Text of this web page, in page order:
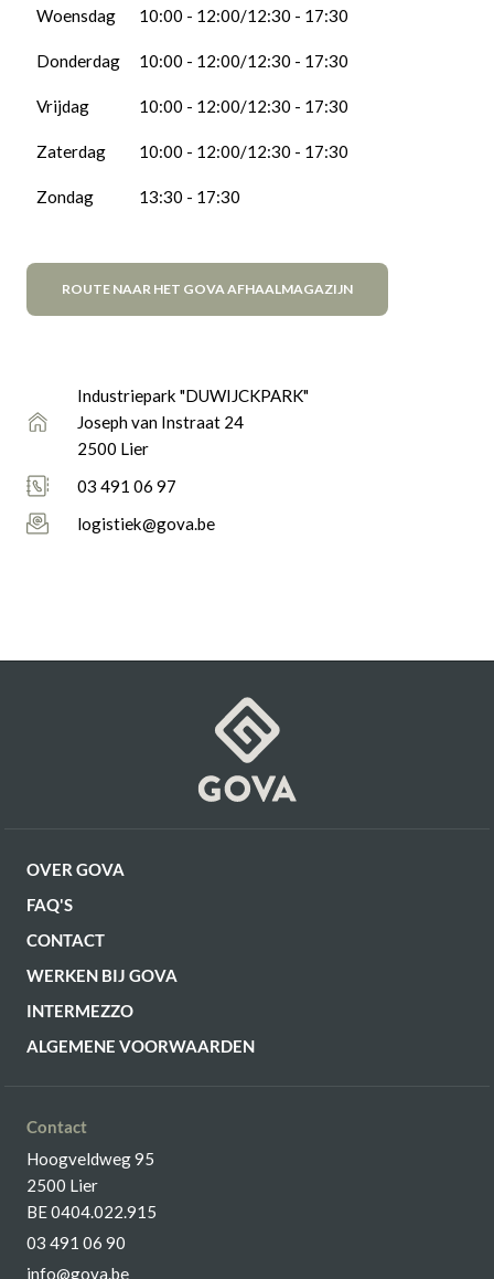
Woensdag 10:00 - 12:00/12:30 - 17:30
Donderdag 10:00 - 12:00/12:30 - 17:30
Vrijdag 10:00 - 12:00/12:30 - 17:30
Zaterdag 10:00 - 12:00/12:30 - 17:30
Zondag 13:30 - 17:30
ROUTE NAAR HET GOVA AFHAALMAGAZIJN
Industriepark "DUWIJCKPARK"
Joseph van Instraat 24
2500 Lier
03 491 06 97
logistiek@gova.be
OVER GOVA
FAQ'S
CONTACT
WERKEN BIJ GOVA
INTERMEZZO
ALGEMENE VOORWAARDEN
Contact
Hoogveldweg 95
2500 Lier
BE 0404.022.915
03 491 06 90
info@gova.be